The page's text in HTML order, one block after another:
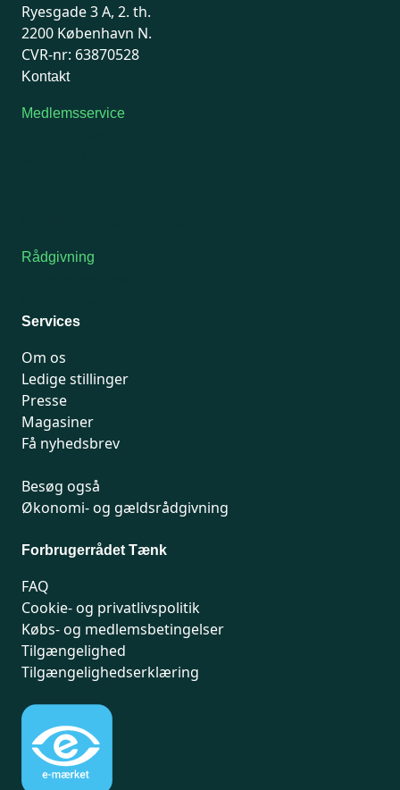
Ryesgade 3 A, 2. th.
2200 København N.
CVR-nr: 63870528
Kontakt
Medlemsservice
Rådgivning
Services
Om os
Ledige stillinger
Presse
Magasiner
Få nyhedsbrev
Besøg også
Økonomi- og gældsrådgivning
Forbrugerrådet Tænk
FAQ
Cookie- og privatlivspolitik
Købs- og medlemsbetingelser
Tilgængelighed
Tilgængelighedserklæring